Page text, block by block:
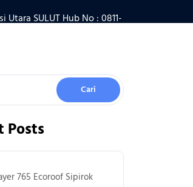
SULUT Hub No : 0811-
Cari
Posts
765 Ecoroof Sipirok